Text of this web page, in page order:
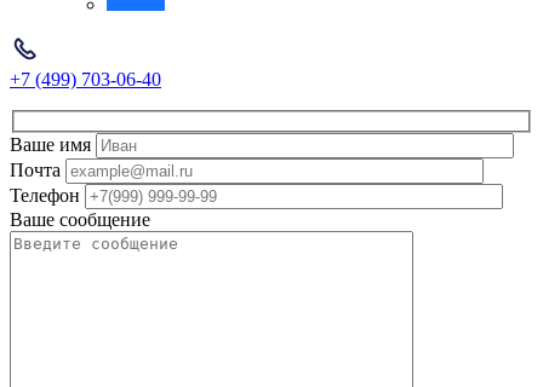
+7 (499) 703-06-40
Ваше имя
Почта
Телефон
Ваше сообщение